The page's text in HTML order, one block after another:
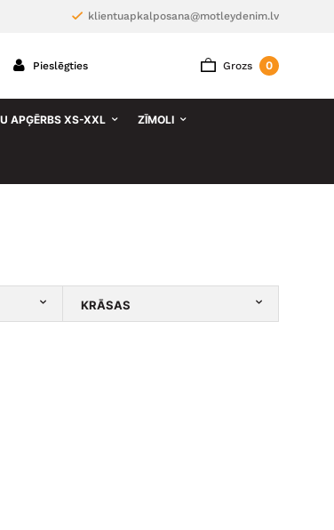
klientuapkalposana@motleydenim.lv
Grozs 0
Pieslēgties
APĢĒRBS XS-XXL ZĪMOLI
KRĀSAS